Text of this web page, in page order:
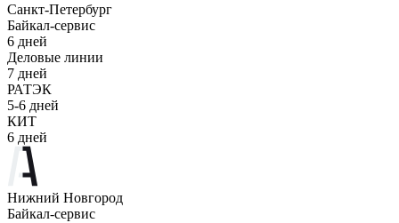
Санкт-Петербург
Байкал-сервис
6 дней
Деловые линии
7 дней
РАТЭК
5-6 дней
КИТ
6 дней
Нижний Новгород
Байкал-сервис